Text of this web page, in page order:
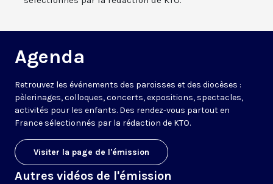
Agenda
Retrouvez les événements des paroisses et des diocèses :
pèlerinages, colloques, concerts, expositions, spectacles,
activités pour les enfants. Des rendez-vous partout en
France sélectionnés par la rédaction de KTO.
Visiter la page de l'émission
Autres vidéos de l'émission